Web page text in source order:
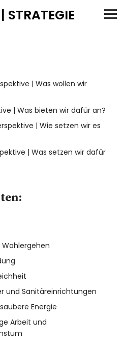
STRATEGIE
| Was wollen wir
| Was bieten wir dafür an?
| Wie setzen wir es
| Was setzen wir dafür
und Sanitäreinrichtungen
Energie
Arbeit und